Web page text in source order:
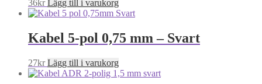
36kr Lägg till i varukorg
Kabel 5-pol 0,75 mm – Svart
27kr Lägg till i varukorg